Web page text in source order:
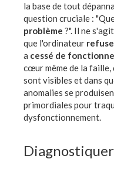
la base de tout
question cruciale :
problème ?". Il ne
que l'ordinateur
a cessé de
cœur même de la faille,
sont visibles et dans
anomalies se
primordiales pour
dysfonctionnement.
Diagnostiquer